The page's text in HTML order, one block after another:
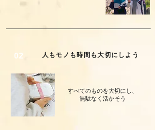
人もモノも時間も大切にしよう
02
すべてのものを大切にし、
無駄なく活かそう